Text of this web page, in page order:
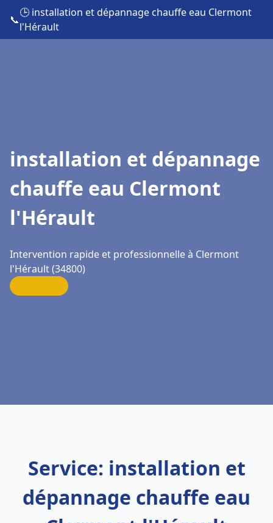
📞
🕒 installation et dépannage chauffe eau Clermont
l'Hérault
installation et dépannage
chauffe eau Clermont
l'Hérault
Intervention rapide et professionnelle à Clermont
l'Hérault (34800)
Service: installation et
dépannage chauffe eau